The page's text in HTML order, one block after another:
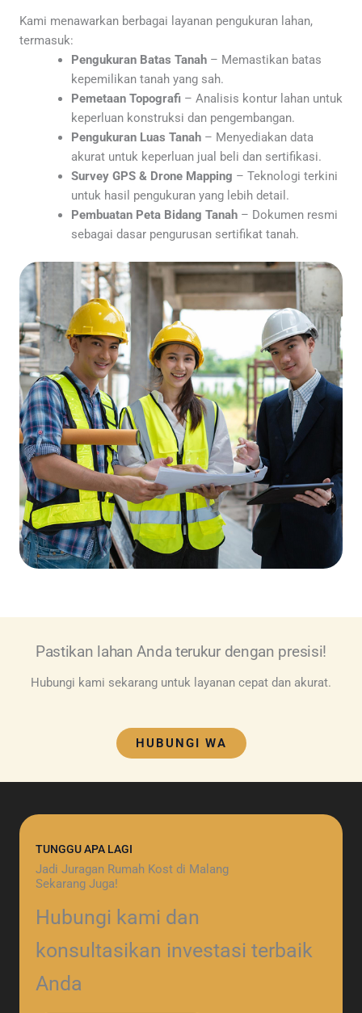
Kami menawarkan berbagai layanan pengukuran lahan,
termasuk:
Pengukuran Batas Tanah– Memastikan batas
kepemilikan tanah yang sah.
Pemetaan Topografi– Analisis kontur lahan untuk
keperluan konstruksi dan pengembangan.
Pengukuran Luas Tanah– Menyediakan data
akurat untuk keperluan jual beli dan sertifikasi.
Survey GPS & Drone Mapping – Teknologi terkini
untuk hasil pengukuran yang lebih detail.
Pembuatan Peta Bidang Tanah– Dokumen resmi
sebagai dasar pengurusan sertifikat tanah.
Pastikan lahan Anda terukur dengan presisi!
Hubungi kami sekarang untuk layanan cepat dan akurat.
HUBUNGI WA
TUNGGU APA LAGI
Jadi Juragan Rumah Kost di Malang
Sekarang Juga!
Hubungi kami dan
konsultasikan investasi terbaik
Anda